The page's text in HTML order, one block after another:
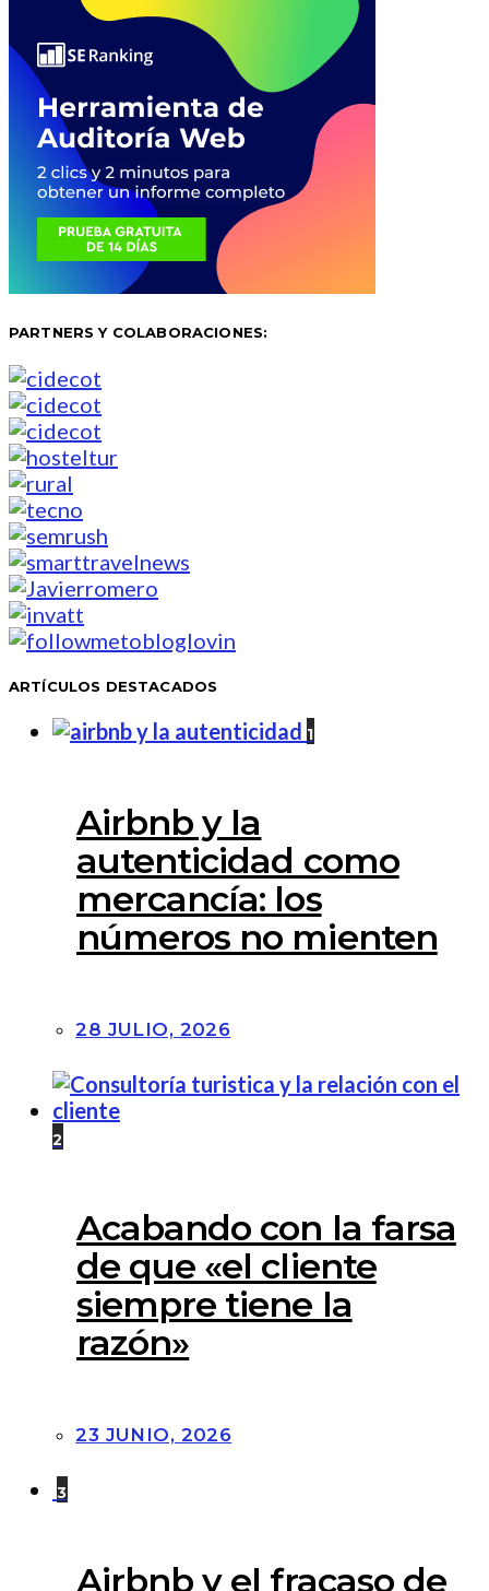
PARTNERS Y COLABORACIONES:
ARTÍCULOS DESTACADOS
1
Airbnb y la
autenticidad como
mercancía: los
números no mienten
28 JULIO, 2026
2
Acabando con la farsa
de que «el cliente
siempre tiene la
razón»
23 JUNIO, 2026
3
Airbnb y el fracaso de